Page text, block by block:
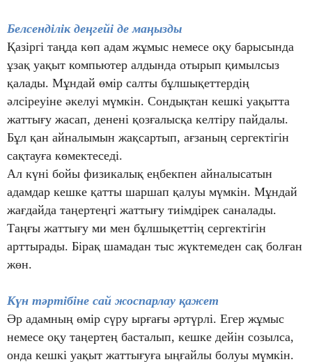
Белсенділік деңгейі де маңызды
Қазіргі таңда көп адам жұмыс немесе оқу барысында
ұзақ уақыт компьютер алдында отырып қимылсыз
қалады. Мұндай өмір салты бұлшықеттердің
әлсіреуіне әкелуі мүмкін. Сондықтан кешкі уақытта
жаттығу жасап, денені қозғалысқа келтіру пайдалы.
Бұл қан айналымын жақсартып, ағзаның сергектігін
сақтауға көмектеседі.
Ал күні бойы физикалық еңбекпен айналысатын
адамдар кешке қатты шаршап қалуы мүмкін. Мұндай
жағдайда таңертеңгі жаттығу тиімдірек саналады.
Таңғы жаттығу ми мен бұлшықеттің сергектігін
арттырады. Бірақ шамадан тыс жүктемеден сақ болған
жөн.
Күн тәртібіне сай жоспарлау қажет
Әр адамның өмір сүру ырғағы әртүрлі. Егер жұмыс
немесе оқу таңертең басталып, кешке дейін созылса,
онда кешкі уақыт жаттығуға ыңғайлы болуы мүмкін.